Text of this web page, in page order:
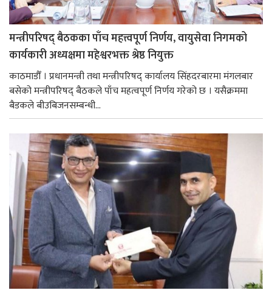
मन्त्रीपरिषद् बैठकका पाँच महत्त्वपूर्ण निर्णय, वायुसेवा निगमको
कार्यकारी अध्यक्षमा महेश्वरभक्त श्रेष्ठ नियुक्त
काठमाडौँ । प्रधानमन्त्री तथा मन्त्रीपरिषद् कार्यालय सिंहदरबारमा मंगलबार
बसेको मन्त्रीपरिषद् बैठकले पाँच महत्वपूर्ण निर्णय गरेको छ । यसैक्रममा
बैडकले बीउबिजनसम्बन्धी...